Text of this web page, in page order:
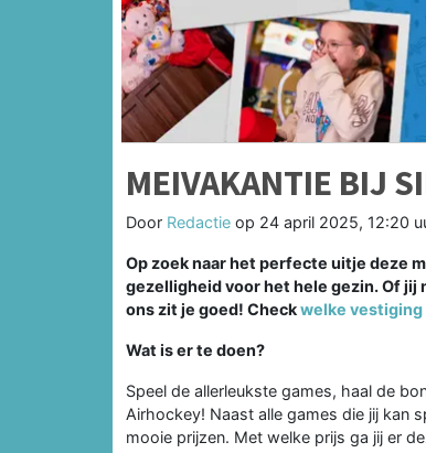
MEIVAKANTIE BIJ
Door Redactie op 24 april 2025, 12:20
Op zoek naar het perfecte uitje deze
gezelligheid voor het hele gezin. Of jij
ons zit je goed! Checkwelke vestiging
Wat is er te doen?
Speel de allerleukste games, haal de
Airhockey! Naast alle games die jij kan
mooie prijzen. Met welke prijs ga jij er